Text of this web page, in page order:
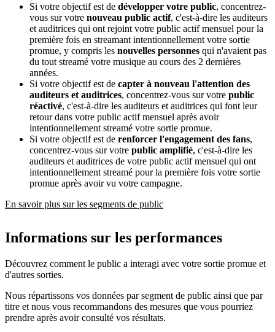
Si votre objectif est de développer votre public, concentrez-
vous sur votre nouveau public actif, c'est-à-dire les auditeurs
et auditrices qui ont rejoint votre public actif mensuel pour la
première fois en streamant intentionnellement votre sortie
promue, y compris les nouvelles personnes qui n'avaient pas
du tout streamé votre musique au cours des 2 dernières
années.
Si votre objectif est de capter à nouveau l'attention des
auditeurs et auditrices, concentrez-vous sur votre public
réactivé, c'est-à-dire les auditeurs et auditrices qui font leur
retour dans votre public actif mensuel après avoir
intentionnellement streamé votre sortie promue.
Si votre objectif est de renforcer l'engagement des fans,
concentrez-vous sur votre public amplifié, c'est-à-dire les
auditeurs et auditrices de votre public actif mensuel qui ont
intentionnellement streamé pour la première fois votre sortie
promue après avoir vu votre campagne.
En savoir plus sur les segments de public
Informations sur les performances
Découvrez comment le public a interagi avec votre sortie promue et
d'autres sorties.
Nous répartissons vos données par segment de public ainsi que par
titre et nous vous recommandons des mesures que vous pourriez
prendre après avoir consulté vos résultats.